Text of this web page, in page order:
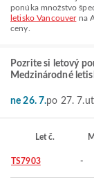
ponúka množstvo
letisko Vancouverna
ceny.
Pozrite si letový
Medzinárodné
ne 26. 7.po 27. 7.
Let č.
TS7903 -